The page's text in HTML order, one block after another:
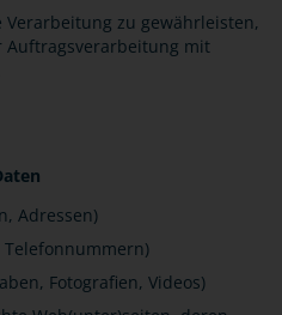
zu gewährleisten,
Auftragsverarbeitung mit
Adressen)
Telefonnummern)
Fotografien, Videos)